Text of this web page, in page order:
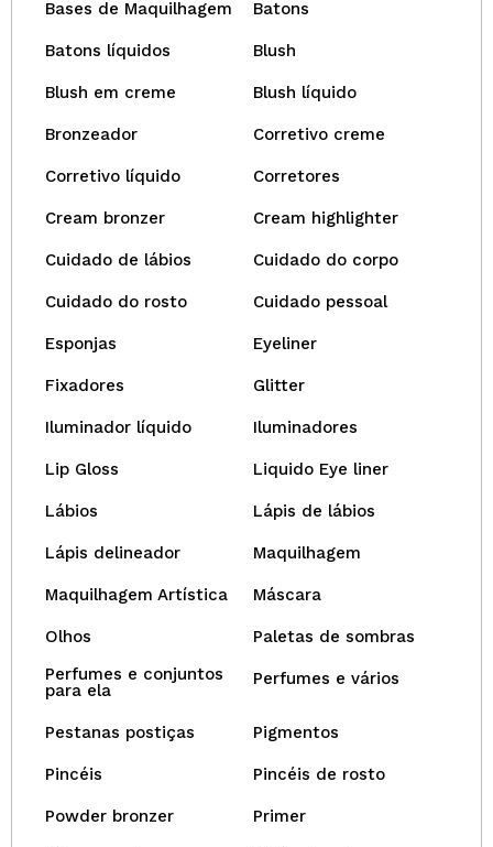
Bases de Maquilhagem Batons
Batons líquidos Blush
Blush em creme Blush líquido
Bronzeador Corretivo creme
Corretivo líquido Corretores
Cream bronzer Cream highlighter
Cuidado de lábios Cuidado do corpo
Cuidado do rosto Cuidado pessoal
Esponjas Eyeliner
Fixadores Glitter
Iluminador líquido Iluminadores
Lip Gloss Liquido Eye liner
Lábios Lápis de lábios
Lápis delineador Maquilhagem
Maquilhagem Artística Máscara
Olhos
Paletas de sombras
Perfumes e conjuntos
para ela
Perfumes e vários
Pestanas postiças Pigmentos
Pincéis Pincéis de rosto
Powder bronzer Primer